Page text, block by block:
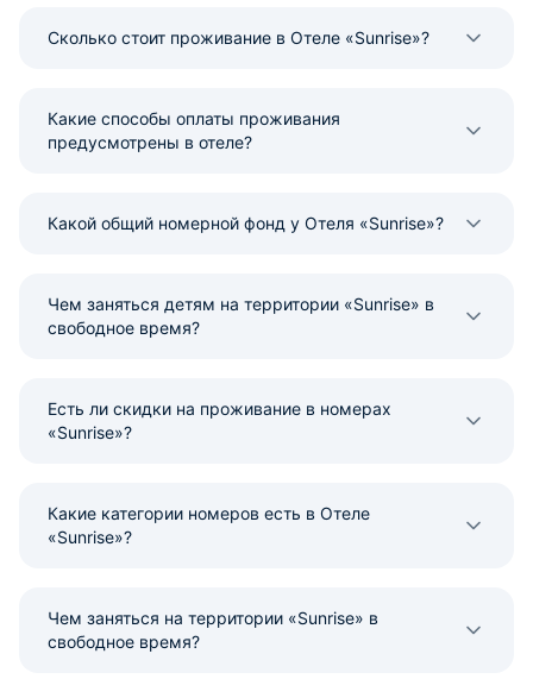
Сколько стоит проживание в Отеле «Sunrise»?
Какие способы оплаты проживания
предусмотрены в отеле?
Какой общий номерной фонд у Отеля «Sunrise»?
Чем заняться детям на территории «Sunrise» в
свободное время?
Есть ли скидки на проживание в номерах
«Sunrise»?
Какие категории номеров есть в Отеле
«Sunrise»?
Чем заняться на территории «Sunrise» в
свободное время?